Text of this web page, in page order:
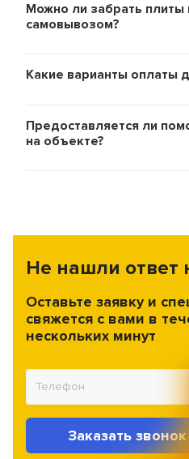
Можно ли забрать плиты
самовывозом?
Какие варианты оплаты
Предоставляется ли
на объекте?
Не нашли ответ
Оставьте заявку и
свяжется с вами в
нескольких минут
Заказать звонок